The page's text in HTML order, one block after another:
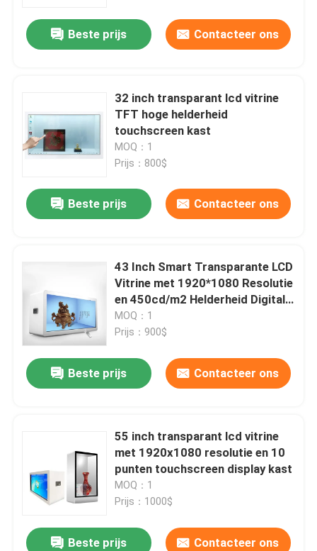
Beste prijs Contacteer ons
32 inch transparant lcd vitrine
TFT hoge helderheid
touchscreen kast
MOQ：1
Prijs：800$
Beste prijs Contacteer ons
43 Inch Smart Transparante LCD
Vitrine met 1920*1080 Resolutie
en 450cd/m2 Helderheid Digitale
Signage Box
MOQ：1
Prijs：900$
Beste prijs Contacteer ons
55 inch transparant lcd vitrine
met 1920x1080 resolutie en 10
punten touchscreen display kast
MOQ：1
Prijs：1000$
Beste prijs Contacteer ons